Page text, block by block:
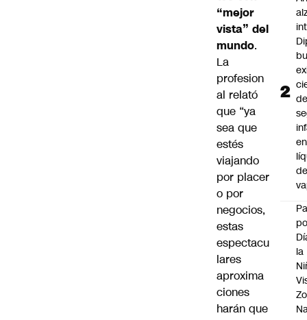
“mejor
vista” del
mundo.
La
profesion
al relató
que “ya
sea que
estés
viajando
por placer
o por
negocios,
estas
espectacu
lares
aproxima
ciones
harán que
de
en
de
la